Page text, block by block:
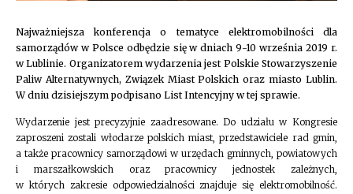
Najważniejsza konferencja o tematyce elektromobilności dla
samorządów w Polsce odbędzie się w dniach 9-10 września 2019 r.
w Lublinie. Organizatorem wydarzenia jest Polskie Stowarzyszenie
Paliw Alternatywnych, Związek Miast Polskich oraz miasto Lublin.
W dniu dzisiejszym podpisano List Intencyjny w tej sprawie.
Wydarzenie jest precyzyjnie zaadresowane. Do udziału w Kongresie
zaproszeni zostali włodarze polskich miast, przedstawiciele rad gmin,
a także pracownicy samorządowi w urzędach gminnych, powiatowych
i marszałkowskich oraz pracownicy jednostek zależnych,
w których zakresie odpowiedzialności znajduje się elektromobilność.